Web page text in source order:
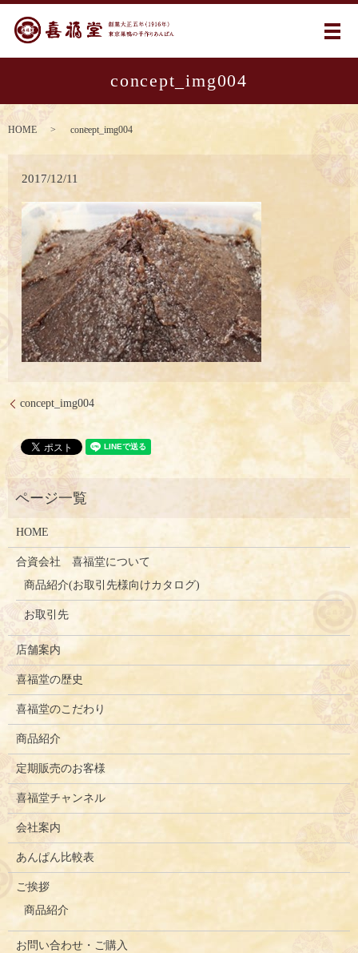
メ
concept_img004
HOME concept_img004
2017/12/11
concept_img004
HOME
合資会社 喜福堂について
商品紹介(お取引先様向けカタログ)
お取引先
店舗案内
喜福堂の歴史
喜福堂のこだわり
商品紹介
定期販売のお客様
喜福堂チャンネル
会社案内
あんぱん比較表
ご挨拶
商品紹介
お問い合わせ・ご購入